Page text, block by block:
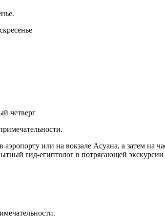
четверг
аэропорту или на вокзале Асуана, а затем
гид-египтолог в потрясающей